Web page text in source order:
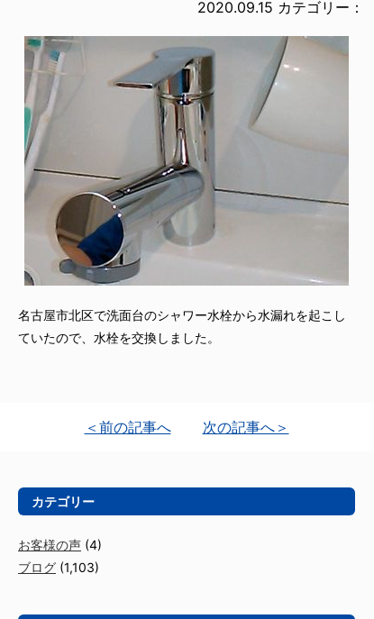
2020.09.15 カテゴリー：
名古屋市北区で洗面台のシャワー水栓から水漏れを起こし
ていたので、水栓を交換しました。
＜前の記事へ 次の記事へ＞
カテゴリー
お客様の声 (4)
ブログ (1,103)